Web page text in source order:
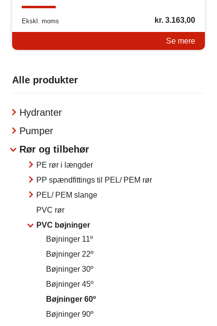
Ekskl. moms kr.3.163,00
Se mere
Alle produkter
Hydranter
Pumper
Rør og tilbehør
PE rør i længder
PP spændfittings til PEL/ PEM rør
PEL/ PEM slange
PVC rør
PVC bøjninger
Bøjninger 11º
Bøjninger 22º
Bøjninger 30º
Bøjninger 45º
Bøjninger 60º
Bøjninger 90º